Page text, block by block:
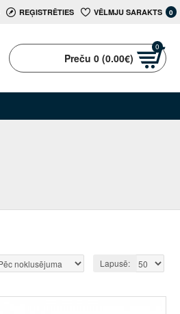
REĢISTRĒTIES VĒLMJU SARAKTS 0
Preču 0 (0.00€)
0
Lapusē: